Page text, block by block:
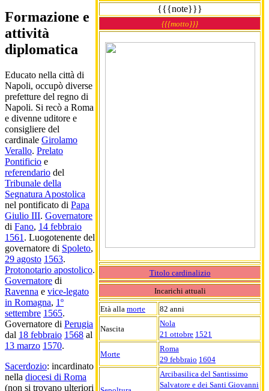
{{{note}}}
{{{motto}}}
Titolo cardinalizio
Incarichi attuali
Età alla morte 82 anni
Nascita
Nola
21 ottobre 1521
Morte
Roma
29 febbraio 1604
Arcibasilica del Santissimo
Salvatore e dei Santi Giovanni
Formazione e
attività
diplomatica
Educato nella città di
Napoli, occupò diverse
prefetture del regno di
Napoli. Si recò a Roma
e divenne uditore e
consigliere del
cardinale Girolamo
Verallo. Prelato
Pontificio e
referendario del
Tribunale della
Segnatura Apostolica
nel pontificato di Papa
Giulio III. Governatore
di Fano, 14 febbraio
1561 . Luogotenente del
governatore di Spoleto,
29 agosto 1563.
Protonotario apostolico.
Governatore di
Ravenna e vice-legato
in Romagna, 1º
settembre 1565.
Governatore di Perugia
dal 18 febbraio 1568 al
13 marzo 1570.
Sacerdozio: incardinato
nella diocesi di Roma
(non si trovano ulteriori